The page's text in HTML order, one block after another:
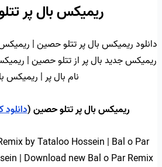
ریمیکس بال پر
دانلود ریمیکس بال پر تتلو حصین |
ریمیکس جدید بال پر از تتلو حصین |
نام بال پر | ریمیکس
ریمیکس بال پر تتلو حصین (دانلود
by Tataloo Hossein | Bal o Par
| Download new Bal o Par Remix